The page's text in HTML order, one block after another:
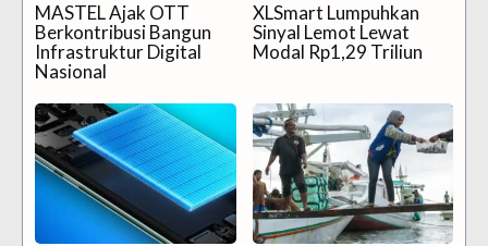
MASTEL Ajak OTT
Berkontribusi Bangun
Infrastruktur Digital
Nasional
XLSmart Lumpuhkan
Sinyal Lemot Lewat
Modal Rp1,29 Triliun